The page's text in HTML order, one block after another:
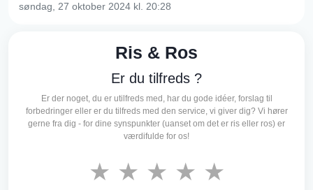
søndag, 27 oktober 2024 kl. 20:28
Ris & Ros
Er du tilfreds ?
Er der noget, du er utilfreds med, har du gode idéer, forslag til
forbedringer eller er du tilfreds med den service, vi giver dig? Vi hører
gerne fra dig - for dine synspunkter (uanset om det er ris eller ros) er
værdifulde for os!
★
★
★
★
★